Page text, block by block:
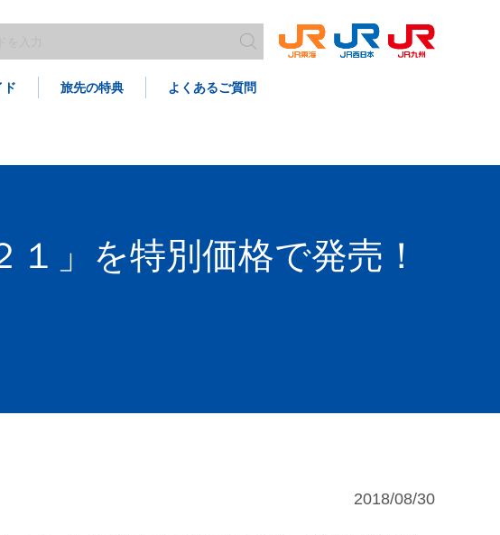
ド 旅先の特典 よくあるご質問
」を特別価格で発売！
2018/08/30